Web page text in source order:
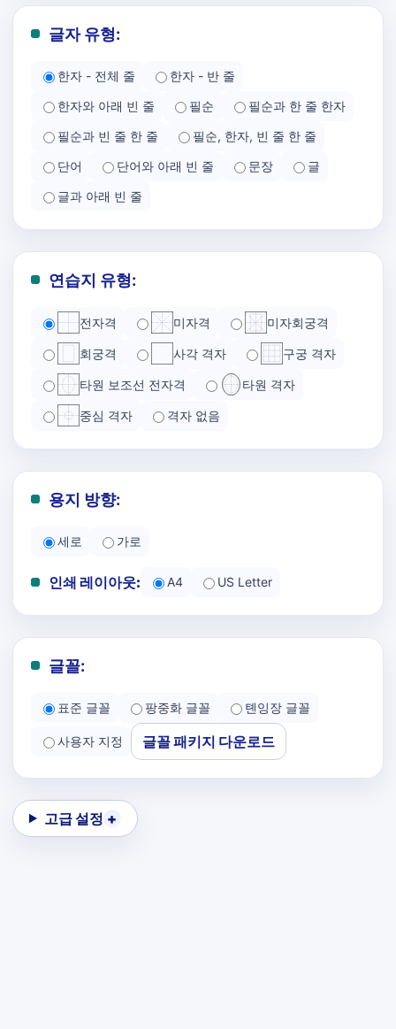
글자 유형:
한자 - 전체 줄
한자 - 반 줄
한자와 아래 빈 줄
필순
필순과 한 줄 한자
필순과 빈 줄 한 줄
필순, 한자, 빈 줄 한 줄
단어
단어와 아래 빈 줄 문장
글
글과 아래 빈 줄
연습지 유형:
전자격 미자격 미자회궁격
회궁격 사각 격자 구궁 격자
타원 보조선 전자격 타원 격자
중심 격자 격자 없음
용지 방향:
세로 가로
인쇄 레이아웃: A4 US Letter
글꼴:
표준 글꼴 팡중화 글꼴 톈잉장 글꼴
사용자 지정 글꼴 패키지 다운로드
고급 설정